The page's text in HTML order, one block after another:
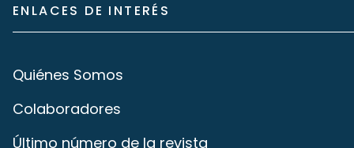
ENLACES DE INTERÉS
Quiénes Somos
Colaboradores
Último número de la revista